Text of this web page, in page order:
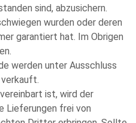
sind, abzusichern.
wurden oder deren
garantiert hat. Im Obrigen
werden unter Ausschluss
ist, wird der
Lieferungen frei von